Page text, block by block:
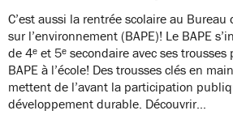
C’est aussi la rentrée scolaire au
sur l’environnement (BAPE)! Le BAPE
de 4ᵉ et 5ᵉ secondaire avec ses
BAPE à l’école! Des trousses clés en
mettent de l’avant la participation
développement durable. Découvrir…